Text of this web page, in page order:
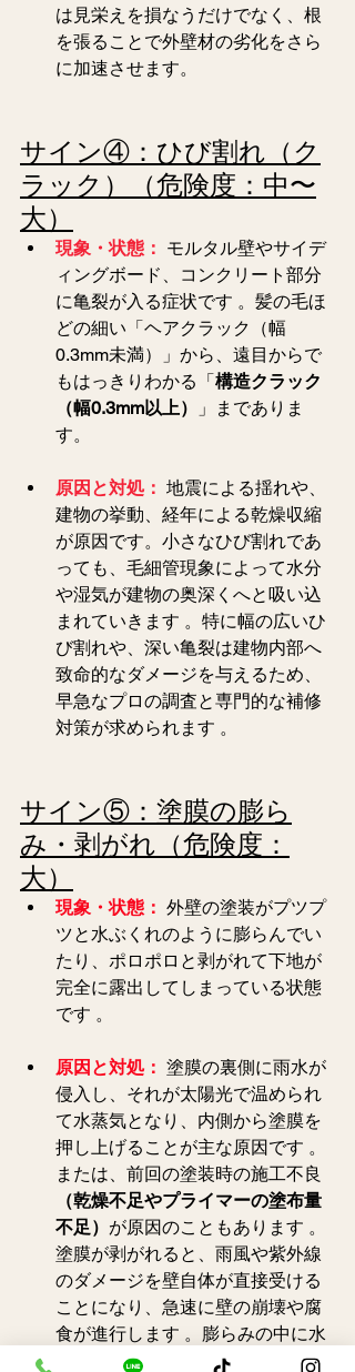
は見栄えを損なうだけでなく、根
を張ることで外壁材の劣化をさら
に加速させます。
サイン④：ひび割れ（ク
ラック）（危険度：中〜
大）
現象・状態： モルタル壁やサイデ
ィングボード、コンクリート部分
に亀裂が入る症状です 。髪の毛ほ
どの細い「ヘアクラック（幅
0.3mm未満）」から、遠目からで
もはっきりわかる「構造クラック
（幅0.3mm以上）
」までありま
す。
原因と対処： 地震による揺れや、
建物の挙動、経年による乾燥収縮
が原因です。小さなひび割れであ
っても、毛細管現象によって水分
や湿気が建物の奥深くへと吸い込
まれていきます 。特に幅の広いひ
び割れや、深い亀裂は建物内部へ
致命的なダメージを与えるため、
早急なプロの調査と専門的な補修
対策が求められます 。
サイン⑤：塗膜の膨ら
み・剥がれ（危険度：
大）
現象・状態： 外壁の塗装がプツプ
ツと水ぶくれのように膨らんでい
たり、ポロポロと剥がれて下地が
完全に露出してしまっている状態
です 。
原因と対処： 塗膜の裏側に雨水が
侵入し、それが太陽光で温められ
て水蒸気となり、内側から塗膜を
押し上げることが主な原因です 。
または、前回の塗装時の施工不良
（乾燥不足やプライマーの塗布量
不足） が原因のこともあります 。
塗膜が剥がれると、雨風や紫外線
のダメージを壁自体が直接受ける
ことになり、急速に壁の崩壊や腐
食が進行します 。膨らみの中に水
が溜まっている場合は、すでに雨